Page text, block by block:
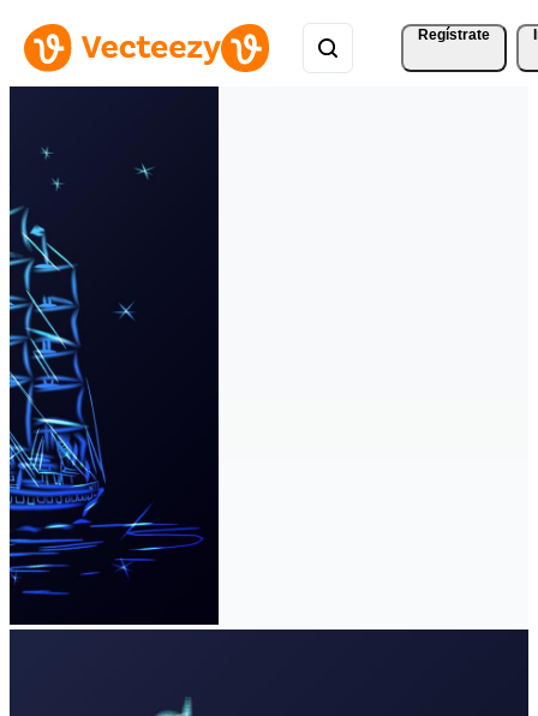
Regístrate